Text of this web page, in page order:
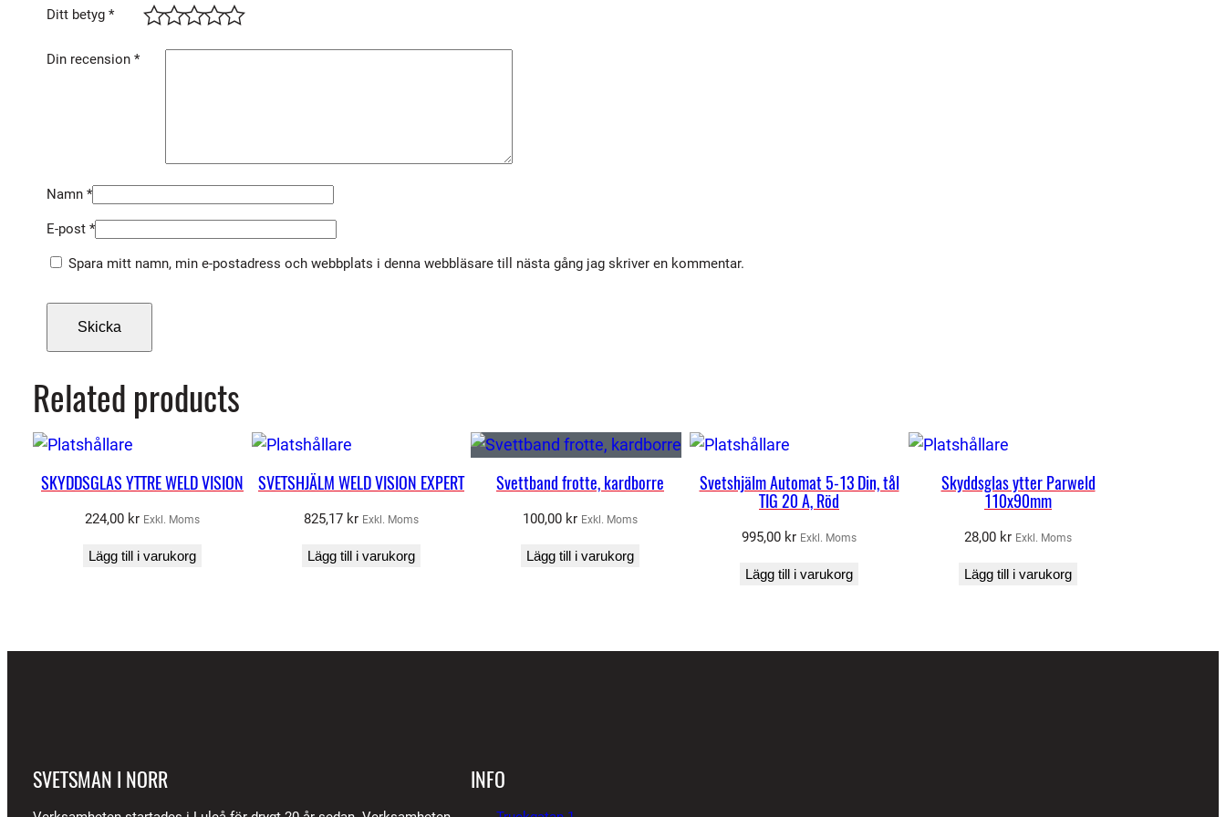
Ditt betyg *
Din recension *
Namn *
E-post *
Spara mitt namn, min e-postadress och webbplats i denna webbläsare till nästa gång jag skriver en kommentar.
Related products
SKYDDSGLAS YTTRE WELD VISION
224,00 kr Exkl. Moms
Lägg till i varukorg
SVETSHJÄLM WELD VISION EXPERT
825,17 kr Exkl. Moms
Lägg till i varukorg
Svettband frotte, kardborre
100,00 kr Exkl. Moms
Lägg till i varukorg
Svetshjälm Automat 5-13 Din, tål
TIG 20 A, Röd
995,00 kr Exkl. Moms
Lägg till i varukorg
Skyddsglas ytter Parweld
110x90mm
28,00 kr Exkl. Moms
Lägg till i varukorg
SVETSMAN I NORR INFO